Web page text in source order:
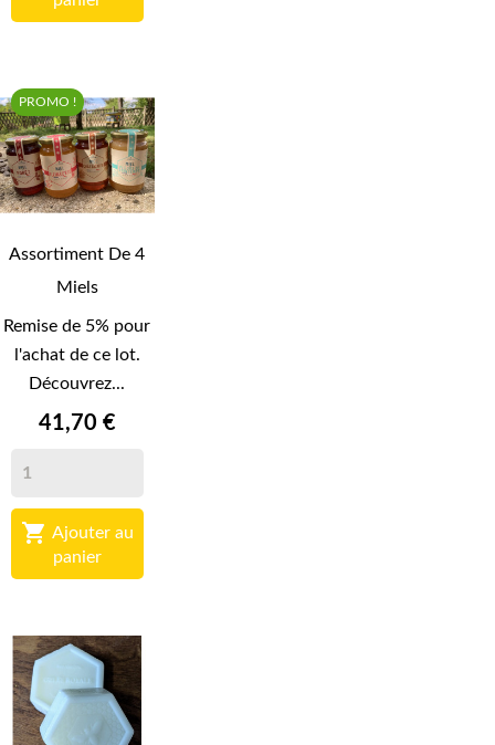
Assortiment De 4
Miels
Remise de 5% pour
l'achat de ce lot.
Découvrez...
41,70 €

panier
PROMO !